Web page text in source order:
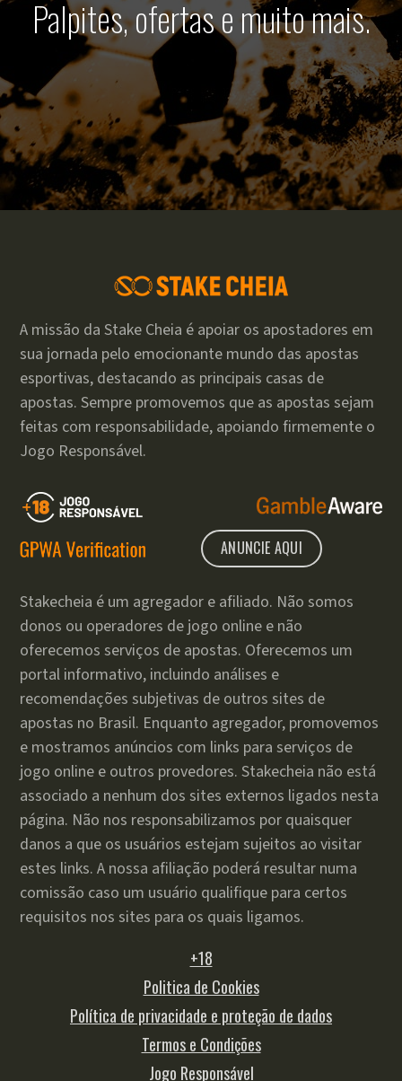
Palpites, ofertas e muito mais.
A missão da Stake Cheia é apoiar os apostadores em
sua jornada pelo emocionante mundo das apostas
esportivas, destacando as principais casas de
apostas. Sempre promovemos que as apostas sejam
feitas com responsabilidade, apoiando firmemente o
Jogo Responsável.
ANUNCIE AQUI
Stakecheia é um agregador e afiliado. Não somos
donos ou operadores de jogo online e não
oferecemos serviços de apostas. Oferecemos um
portal informativo, incluindo análises e
recomendações subjetivas de outros sites de
apostas no Brasil. Enquanto agregador, promovemos
e mostramos anúncios com links para serviços de
jogo online e outros provedores. Stakecheia não está
associado a nenhum dos sites externos ligados nesta
página. Não nos responsabilizamos por quaisquer
danos a que os usuários estejam sujeitos ao visitar
estes links. A nossa afiliação poderá resultar numa
comissão caso um usuário qualifique para certos
requisitos nos sites para os quais ligamos.
+18
Politica de Cookies
Política de privacidade e proteção de dados
Termos e Condições
Jogo Responsável